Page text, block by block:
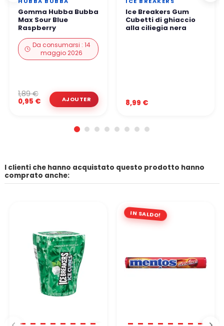
Gomma Hubba Bubba
Max Sour Blue
Raspberry
Da consumarsi : 14
maggio 2026
0,95 €
1,89 €
Ice Breakers Gum
Cubetti di ghiaccio
alla ciliegia nera
8,99 €
I clienti che hanno acquistato questo prodotto hanno
comprato anche:
IN SALDO!